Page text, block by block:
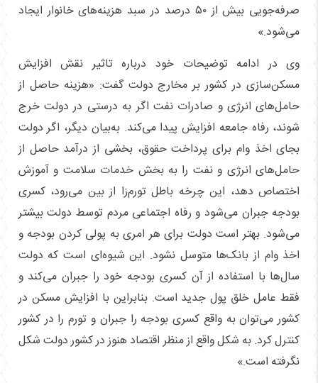
صرفه‌جویی بیش از ۵۰ درصد در سبد هزینه‌های خانوار ایجاد
می‌شود.»
وی در ادامه توضیحات خود درباره تاثیر نقش افزایش
مسکن‌سازی در کشور بر مخارج دولت گفت: «هزینه حاصل از
حامل‌های انرژی و صادرات نفت اگر به درستی در دولت خرج
شوند، رفاه جامعه افزایش پیدا می‌کند. به‌بیان دیگر، اگر دولت
بجای اخذ وام برای پرداخت حقوق، بخشی از درآمد حاصل از
حامل‌های انرژی و نفت را به بخش خدمات سلامت و آموزش
اختصاص دهد، این چرخه باطل تورم‌زا از بین می‌رود، کسری
بودجه جبران می‌شود و رفاه اجتماعی مردم توسط دولت بیشتر
می‌شود. بهتر است دولت برای هر امری به پولی کردن بودجه و
اخذ وام از بانک‌ها متوسل نشود. این شیوه‌ای است که دولت
سال‌ها با استفاده از آن کسری بودجه خود را جبران می‌کند و
فقط عامل خلق پول جدید است. بنابراین با افزایش مسکن در
کشور می‌توان به واقع کسری بودجه را جبران و تورم را در کشور
کنترل کرد. به شکل واقع از منظر اقتصاد هنوز در کشور دولت شکل
نگرفته است.»